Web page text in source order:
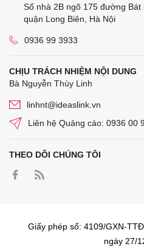
Số nhà 2B ngõ 175 đường Bát
quận Long Biên, Hà Nội
0936 99 3933
CHỊU TRÁCH NHIỆM NỘI DUNG
Bà Nguyễn Thùy Linh
linhnt@ideaslink.vn
Liên hệ Quảng cáo: 0936 00
THEO DÕI CHÚNG TÔI
Giấy phép số: 4109/GXN-
ngày 27/